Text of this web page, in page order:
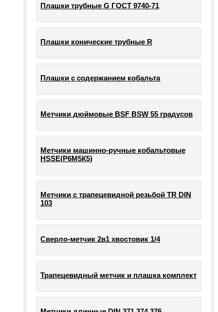
Плашки трубные G ГОСТ 9740-71
Плашки конические трубные R
Плашки с содержанием кобальта
Метчики дюймовые BSF BSW 55 градусов
Метчики машинно-ручные кобальтовые
HSSE(Р6М5К5)
Метчики с трапецевидной резьбой TR DIN
103
Сверло-метчик 2в1 хвостовик 1/4
Трапецевидный метчик и плашка комплект